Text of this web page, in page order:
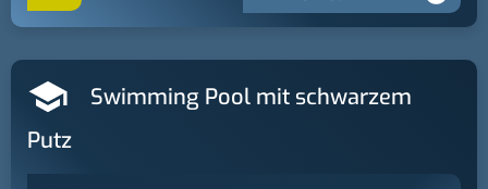
Swimming Pool mit schwarzem
Putz